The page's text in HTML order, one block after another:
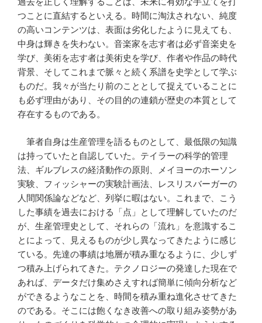
つことに直結するといえる。時間に淘汰されない、純度
の高いコンテンツは、表面は劣化したように見えても、
中身は輝きを失わない。音楽家を志す者は必ず音楽史を
学び、美術を志す者は美術史を学び、作者や作品の時代
背景、そしてこれまで脈々と続く系譜を史学として学ぶ
ものだ。我々が当たり前のこととして捉えていることに
も必ず理由があり、その目的の連鎖が歴史の本質として
存在するものである。
筆者自身は生産管理を語るものとして、最低限の知識
は持っていたと自認していた。テイラーの科学的管理
法、ギルブレスの経済動作の原則、メイヨーのホーソン
実験、フィッシャーの実験計画法、レスリスバーガーの
人間関係論などなど、列挙に暇はない。これまで、こう
した事績を過去における「点」として理解していたのだ
が、生産管理史として、それらの「流れ」を意識するこ
とによって、見えるものが少し異なってきたように感じ
ている。先達の事績は地層が積み重なるように、少しず
つ積み上げられてきた。テクノロジーの発達した現在で
あれば、データだけ集めさえすれば簡単に傾向分析など
ができるようなことを、時間を積み重ね進化させてきた
のである。そこには飽くなき改善への取り組み姿勢があ